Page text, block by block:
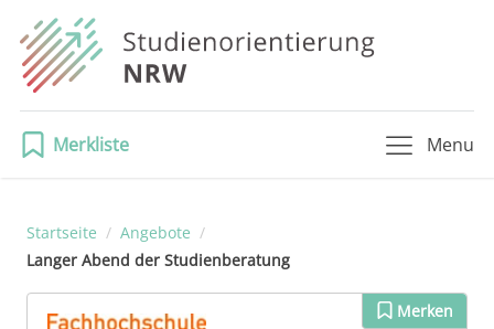
Merkliste Menu
Startseite / Angebote /
Langer Abend der Studienberatung
Merken